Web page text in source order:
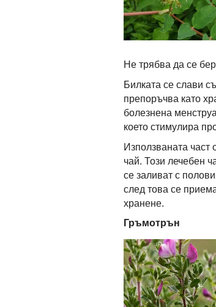
Не трябва да се
Билката се слави
препоръчва като
болезнена
което стимулира
Използваната част
чай. Този лечебен
се заливат с
след това се
хранене.
Гръмотрън